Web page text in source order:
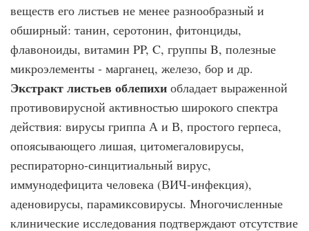
веществ его листьев не менее разнообразный и
обширный: танин, серотонин, фитонциды,
флавоноиды, витамин PP, C, группы B, полезные
микроэлементы - марганец, железо, бор и др.
Экстракт листьев облепихи обладает выраженной
противовирусной активностью широкого спектра
действия: вирусы гриппа А и В, простого герпеса,
опоясывающего лишая, цитомегаловирусы,
респираторно-синцитиальный вирус,
иммунодефицита человека (ВИЧ-инфекция),
аденовирусы, парамиксовирусы. Многочисленные
клинические исследования подтверждают отсутствие